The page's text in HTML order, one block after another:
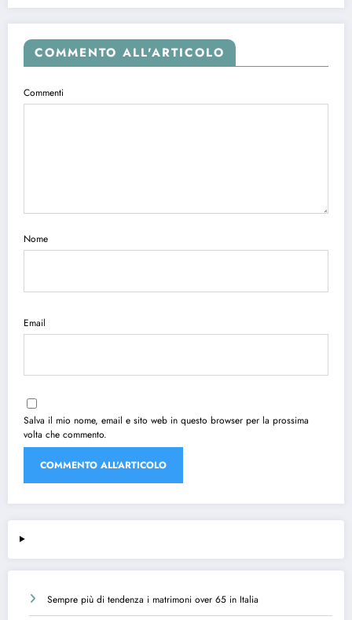
COMMENTO ALL'ARTICOLO
Commenti
Nome
Email
Salva il mio nome, email e sito web in questo browser per la prossima
volta che commento.
Sempre più di tendenza i matrimoni over 65 in Italia